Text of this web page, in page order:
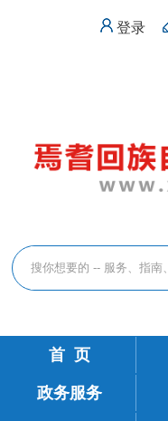
登录
首 页
政务服务